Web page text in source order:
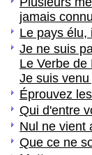
jamais
Le pays élu,
Je ne suis
Le Verbe
Je suis
Éprouvez
Qui d'entre
Nul ne vient
Que ce ne